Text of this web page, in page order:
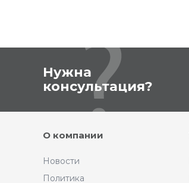
Нужна
консультация?
О компании
Новости
Политика